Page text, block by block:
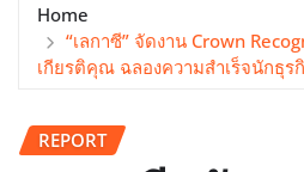
Home
“เลกาซี” จัดงาน Crown
เกียรติคุณ ฉลองความสำเร็จนักธุร
REPORT